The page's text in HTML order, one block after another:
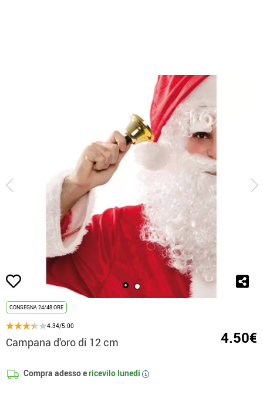
CONSEGNA 24/48 ORE
4.34/5.00
Campana d'oro di 12 cm 4.50€
Compra adesso ericevilolunedi i